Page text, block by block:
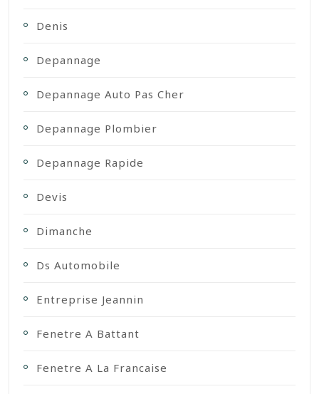
Denis
Depannage
Depannage Auto Pas Cher
Depannage Plombier
Depannage Rapide
Devis
Dimanche
Ds Automobile
Entreprise Jeannin
Fenetre A Battant
Fenetre A La Francaise